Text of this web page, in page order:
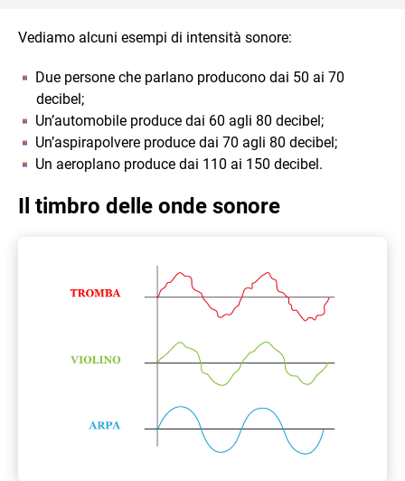
Vediamo alcuni esempi di intensità sonore:
Due persone che parlano producono dai 50 ai 70
decibel;
Un’automobile produce dai 60 agli 80 decibel;
Un’aspirapolvere produce dai 70 agli 80 decibel;
Un aeroplano produce dai 110 ai 150 decibel.
Il timbro delle onde sonore